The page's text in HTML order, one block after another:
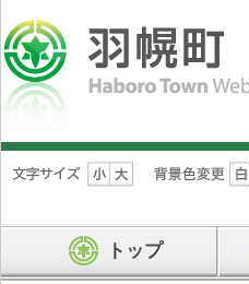
ナ
ビ
ン
トップ